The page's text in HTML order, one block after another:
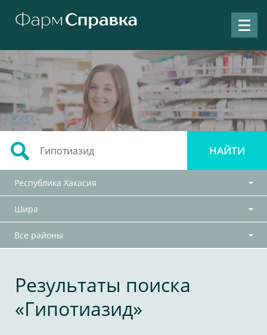
Республика Хакасия
Шира
Все районы
Результаты поиска
«Гипотиазид»